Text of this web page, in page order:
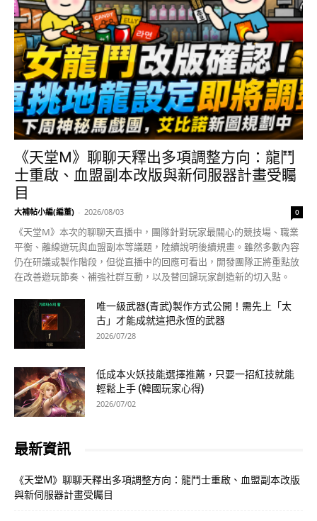
《天堂M》聊聊天釋出多項調整方向：龍鬥
士重啟、血盟副本改版與新伺服器計畫受矚
目
大補帖小編(編董) - 2026/08/03 0
《天堂M》本次的聊聊天直播中，團隊針對玩家最關心的競技場、職業
平衡、離線遊玩與血盟副本等議題，陸續說明後續規畫。雖然多數內容
仍在研議或製作階段，但從直播中的回應可看出，開發團隊正將重點放
在改善遊玩節奏、補強社群互動，以及替回歸玩家創造新的切入點。
唯一級武器(青武)製作方式公開！需先上「太
古」才能成就這把永恆的武器
2026/07/28
低成本火妖技能選擇推薦，只要一招紅技就能
輕鬆上手 (韓國玩家心得)
2026/07/02
最新資訊
《天堂M》聊聊天釋出多項調整方向：龍鬥士重啟、血盟副本改版
與新伺服器計畫受矚目